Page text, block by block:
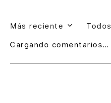
Más reciente Todos
Cargando comentarios…